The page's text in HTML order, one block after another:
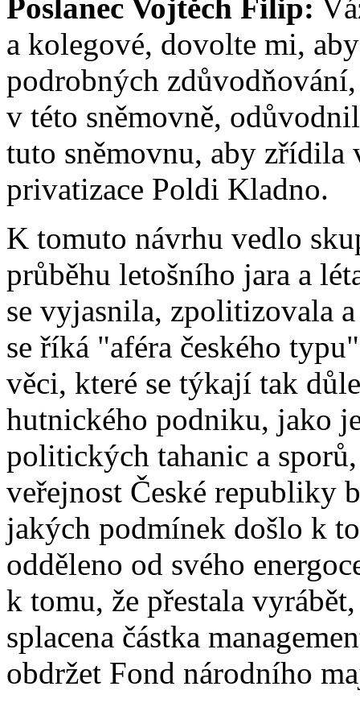
Poslanec Vojtěch Filip:
a kolegové, dovolte mi,
podrobných
v této sněmovně,
tuto sněmovnu, aby zřídila
privatizace Poldi Kladno.
K tomuto návrhu vedlo
průběhu letošního jara a
se vyjasnila, zpolitizovala
se říká "aféra českého
věci, které se týkají tak
hutnického podniku, jako
politických tahanic a
veřejnost České republiky
jakých podmínek došlo k
odděleno od svého
k tomu, že přestala
splacena částka
obdržet Fond národního